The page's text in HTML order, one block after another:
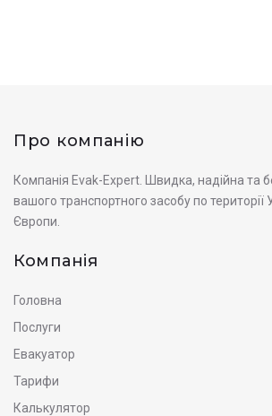
Про компанію
Компанія Evak-Expert. Швидка, надійна та
вашого транспортного засобу по території
Європи.
Компанія
Головна
Послуги
Евакуатор
Тарифи
Калькулятор